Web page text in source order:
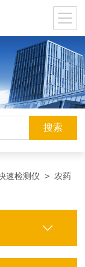
速检测仪 > 农药